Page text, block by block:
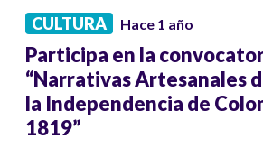
CULTURA Hace 1 año
Participa en la
“Narrativas Artesanales
la Independencia de
1819”